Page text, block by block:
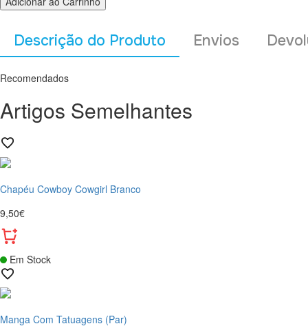
Descrição do Produto Envios
Recomendados
Artigos Semelhantes
Chapéu Cowboy Cowgirl Branco
9,50€
Em Stock
Manga Com Tatuagens (Par)